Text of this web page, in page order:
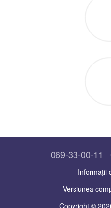
069-33-00-11
Informații
Versiunea
Copyright ©